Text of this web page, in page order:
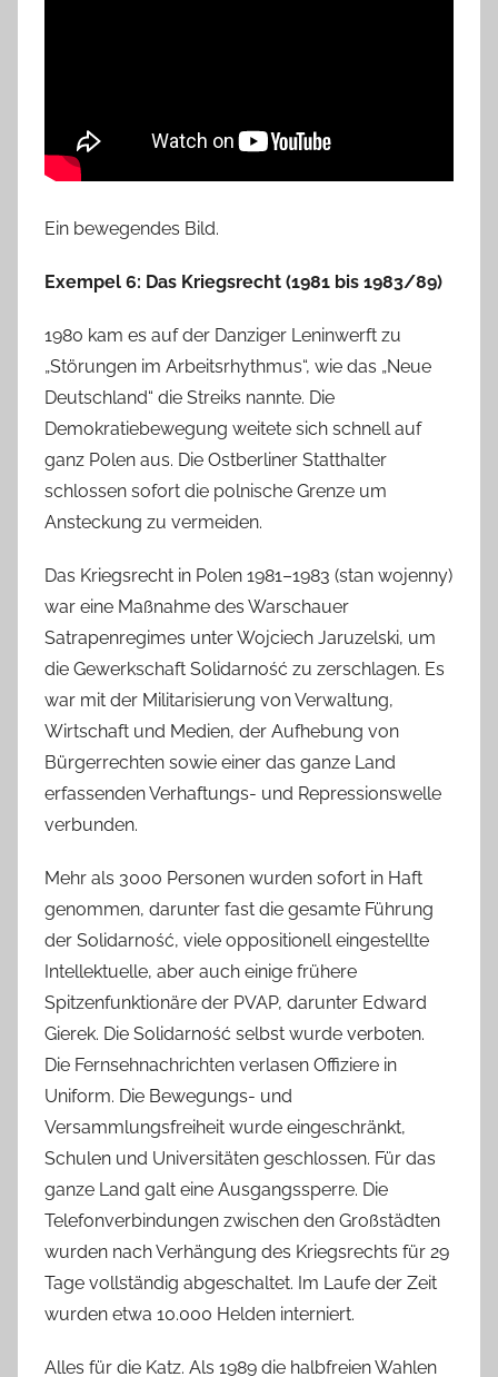
Ein bewegendes Bild.
Exempel 6: Das Kriegsrecht (1981 bis 1983/89)
1980 kam es auf der Danziger Leninwerft zu
„Störungen im Arbeitsrhythmus“, wie das „Neue
Deutschland“ die Streiks nannte. Die
Demokratiebewegung weitete sich schnell auf
ganz Polen aus. Die Ostberliner Statthalter
schlossen sofort die polnische Grenze um
Ansteckung zu vermeiden.
Das Kriegsrecht in Polen 1981–1983 (stan wojenny)
war eine Maßnahme des Warschauer
Satrapenregimes unter Wojciech Jaruzelski, um
die Gewerkschaft Solidarność zu zerschlagen. Es
war mit der Militarisierung von Verwaltung,
Wirtschaft und Medien, der Aufhebung von
Bürgerrechten sowie einer das ganze Land
erfassenden Verhaftungs- und Repressionswelle
verbunden.
Mehr als 3000 Personen wurden sofort in Haft
genommen, darunter fast die gesamte Führung
der Solidarność, viele oppositionell eingestellte
Intellektuelle, aber auch einige frühere
Spitzenfunktionäre der PVAP, darunter Edward
Gierek. Die Solidarność selbst wurde verboten.
Die Fernsehnachrichten verlasen Offiziere in
Uniform. Die Bewegungs- und
Versammlungsfreiheit wurde eingeschränkt,
Schulen und Universitäten geschlossen. Für das
ganze Land galt eine Ausgangssperre. Die
Telefonverbindungen zwischen den Großstädten
wurden nach Verhängung des Kriegsrechts für 29
Tage vollständig abgeschaltet. Im Laufe der Zeit
wurden etwa 10.000 Helden interniert.
Alles für die Katz. Als 1989 die halbfreien Wahlen